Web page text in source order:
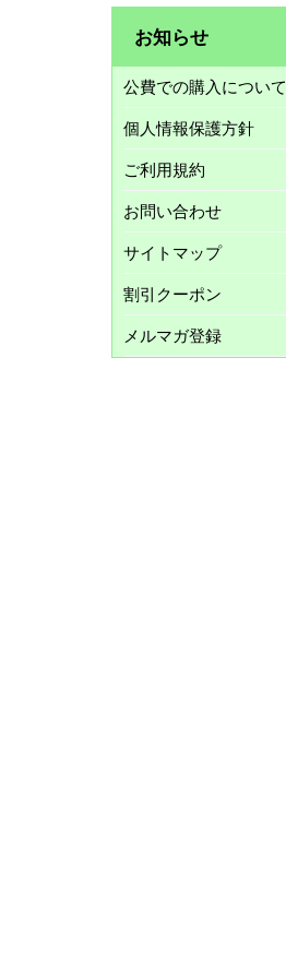
お知らせ
公費での購入について
個人情報保護方針
ご利用規約
お問い合わせ
サイトマップ
割引クーポン
メルマガ登録